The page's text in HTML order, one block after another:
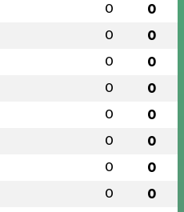
0 0
0 0
0 0
0 0
0 0
0 0
0 0
0 0